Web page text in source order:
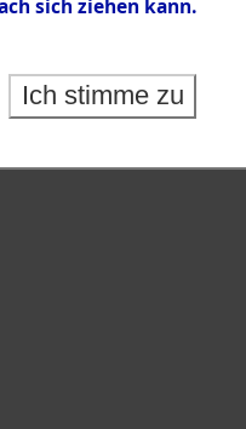
sich ziehen kann.
Ich stimme zu